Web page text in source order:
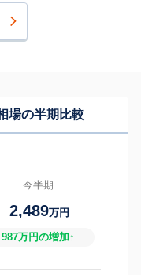
場の半期比較
今半期
2,489万円
987万円の増加↑